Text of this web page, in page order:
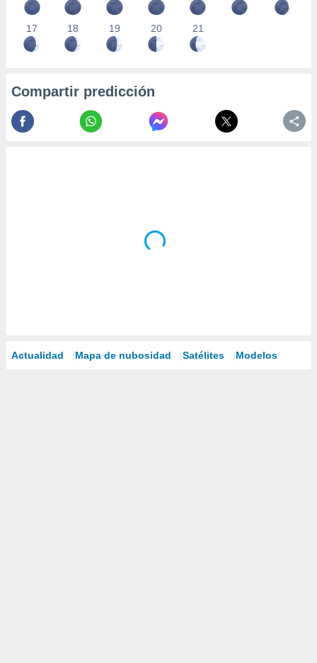
17 18 19 20 21
Compartir predicción
Actualidad Mapa de nubosidad Satélites Modelos